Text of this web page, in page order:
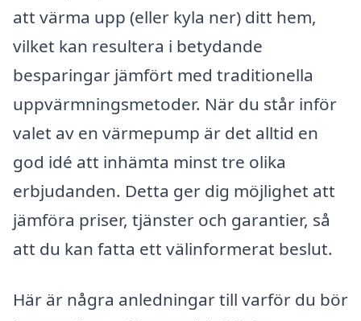
att värma upp (eller kyla ner) ditt hem,
vilket kan resultera i betydande
besparingar jämfört med traditionella
uppvärmningsmetoder. När du står inför
valet av en värmepump är det alltid en
god idé att inhämta minst tre olika
erbjudanden. Detta ger dig möjlighet att
jämföra priser, tjänster och garantier, så
att du kan fatta ett välinformerat beslut.
Här är några anledningar till varför du bör